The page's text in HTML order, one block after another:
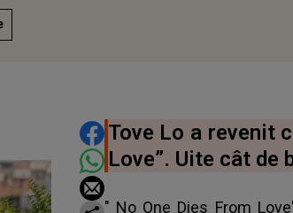
DISTRIBUIE
Tove Lo a revenit
Love”. Uite cât de
" No One Dies From Love